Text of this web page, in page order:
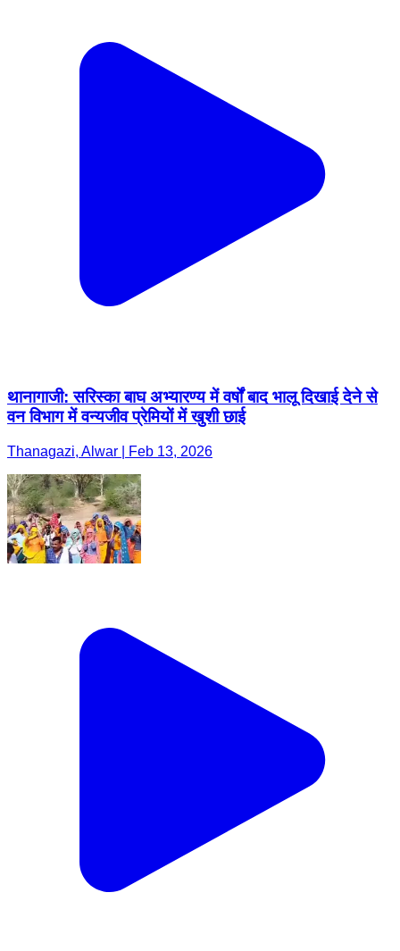
थानागाजी: सरिस्का बाघ अभ्यारण्य में वर्षों बाद भालू दिखाई देने से
वन विभाग में वन्यजीव प्रेमियों में खुशी छाई
Thanagazi, Alwar | Feb 13, 2026